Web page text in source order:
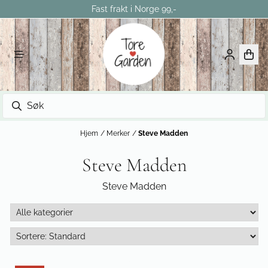
Fast frakt i Norge 99,-
Hjem / Merker / Steve Madden
Steve Madden
Steve Madden